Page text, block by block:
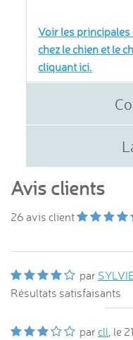
Voir les
chez le chien et le
cliquant ici.
Avis clients
26 avis client
par
Résultats satisfaisants
par cll, le